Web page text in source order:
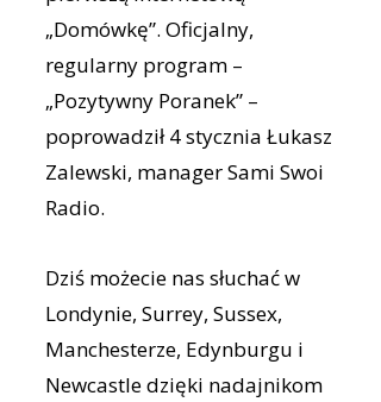
„Domówkę”. Oficjalny,
regularny program –
„Pozytywny Poranek” –
poprowadził 4 stycznia Łukasz
Zalewski, manager Sami Swoi
Radio.
Dziś możecie nas słuchać w
Londynie, Surrey, Sussex,
Manchesterze, Edynburgu i
Newcastle dzięki nadajnikom